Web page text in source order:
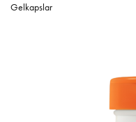
Gelkapslar